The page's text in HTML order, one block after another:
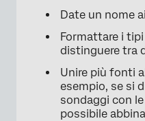
Date un nome
Formattare i
distinguere tra
Unire più fonti
esempio, se si
sondaggi con
possibile